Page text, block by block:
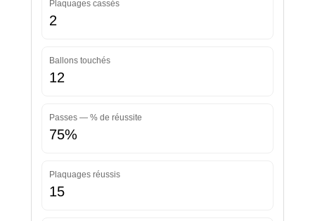
Plaquages cassés
2
Ballons touchés
12
Passes — % de réussite
75%
Plaquages réussis
15